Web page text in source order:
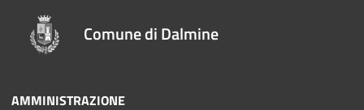
Comune di Dalmine
AMMINISTRAZIONE